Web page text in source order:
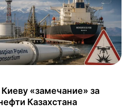
«замечание» за
Казахстана